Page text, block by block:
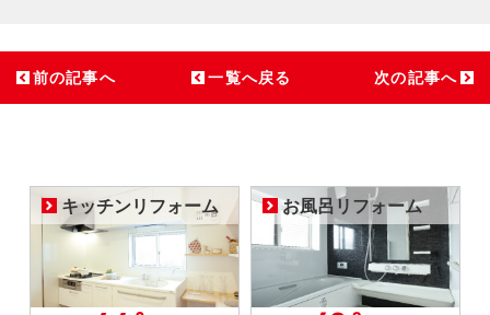
前の記事へ 一覧へ戻る 次の記事へ
キッチンリフォーム お風呂リフォーム